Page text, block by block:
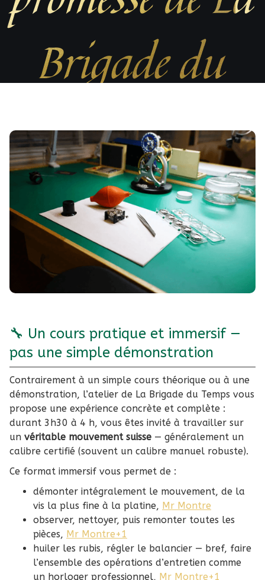
Brigade du
Temps, un
atelier
d’horlogerie
installé à
Paris, qui vous
ouvre les portes
de l’art du
🔧 Un cours pratique et immersif —
pas une simple démonstration
Contrairement à un simple cours théorique ou à une
démonstration, l’atelier de La Brigade du Temps vous
propose une expérience concrète et complète :
durant 3h30 à 4 h, vous êtes invité à travailler sur
un véritable mouvement suisse — généralement un
calibre certifié (souvent un calibre manuel robuste).
Ce format immersif vous permet de :
démonter intégralement le mouvement, de la
vis la plus fine à la platine, Mr Montre
observer, nettoyer, puis remonter toutes les
pièces, Mr Montre+1
huiler les rubis, régler le balancier — bref, faire
l’ensemble des opérations d’entretien comme
un horloger professionnel, Mr Montre+1